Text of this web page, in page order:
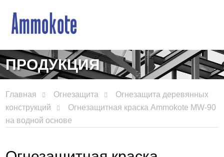
ПРОДУКЦИЯ
Главная Огнезащита
Огнезащита деревянных
конструкций
Огнезащитная краска Ammokote MW-90
на водной основе